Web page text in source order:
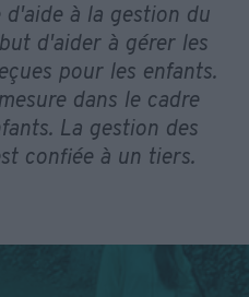
à la gestion du
d'aider à gérer les
pour les enfants.
dans le cadre
La gestion des
confiée à un tiers.